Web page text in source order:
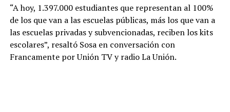
“A hoy, 1.397.000 estudiantes que representan al 100%
de los que van a las escuelas públicas, más los que van a
las escuelas privadas y subvencionadas, reciben los kits
escolares”, resaltó Sosa en conversación con
Francamente por Unión TV y radio La Unión.